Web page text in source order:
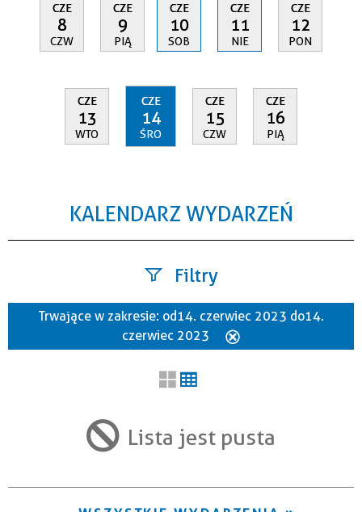
CZE
8
CZW
CZE
9
PIĄ
CZE
10
SOB
CZE
11
NIE
CZE
12
PON
CZE
13
WTO
CZE
14
ŚRO
CZE
15
CZW
CZE
16
PIĄ
KALENDARZ WYDARZEŃ
Filtry
Szukana fraza
Trwające w zakresie
Trwające w zakresie: od 14. czerwiec 2023 do 14.
czerwiec 2023
Lista jest pusta